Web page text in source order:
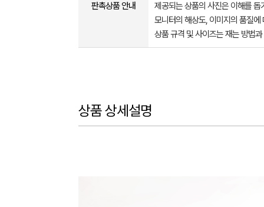
판촉상품 안내
제공되는 상품의 사진은 이해를
모니터의 해상도, 이미지의 품질
상품 규격 및 사이즈는 재는 방법
상품 상세설명